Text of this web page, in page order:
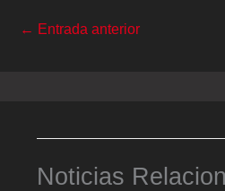
← Entrada anterior
Noticias